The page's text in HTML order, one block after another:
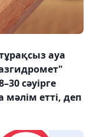
ауа
сәуірге
етті, деп